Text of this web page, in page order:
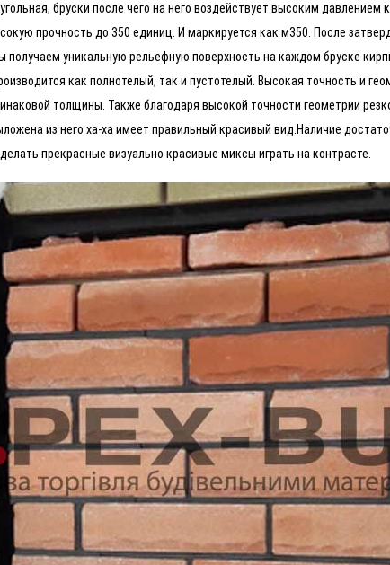
бруски после чего на него воздействует высоким давлением
прочность до 350 единиц. И маркируется как м350. После
уникальную рельефную поверхность на каждом бруске
как полнотелый, так и пустотелый. Высокая точность и
толщины. Также благодаря высокой точности геометрии
из него ха-ха имеет правильный красивый вид.Наличие
прекрасные визуально красивые миксы играть на контрасте.